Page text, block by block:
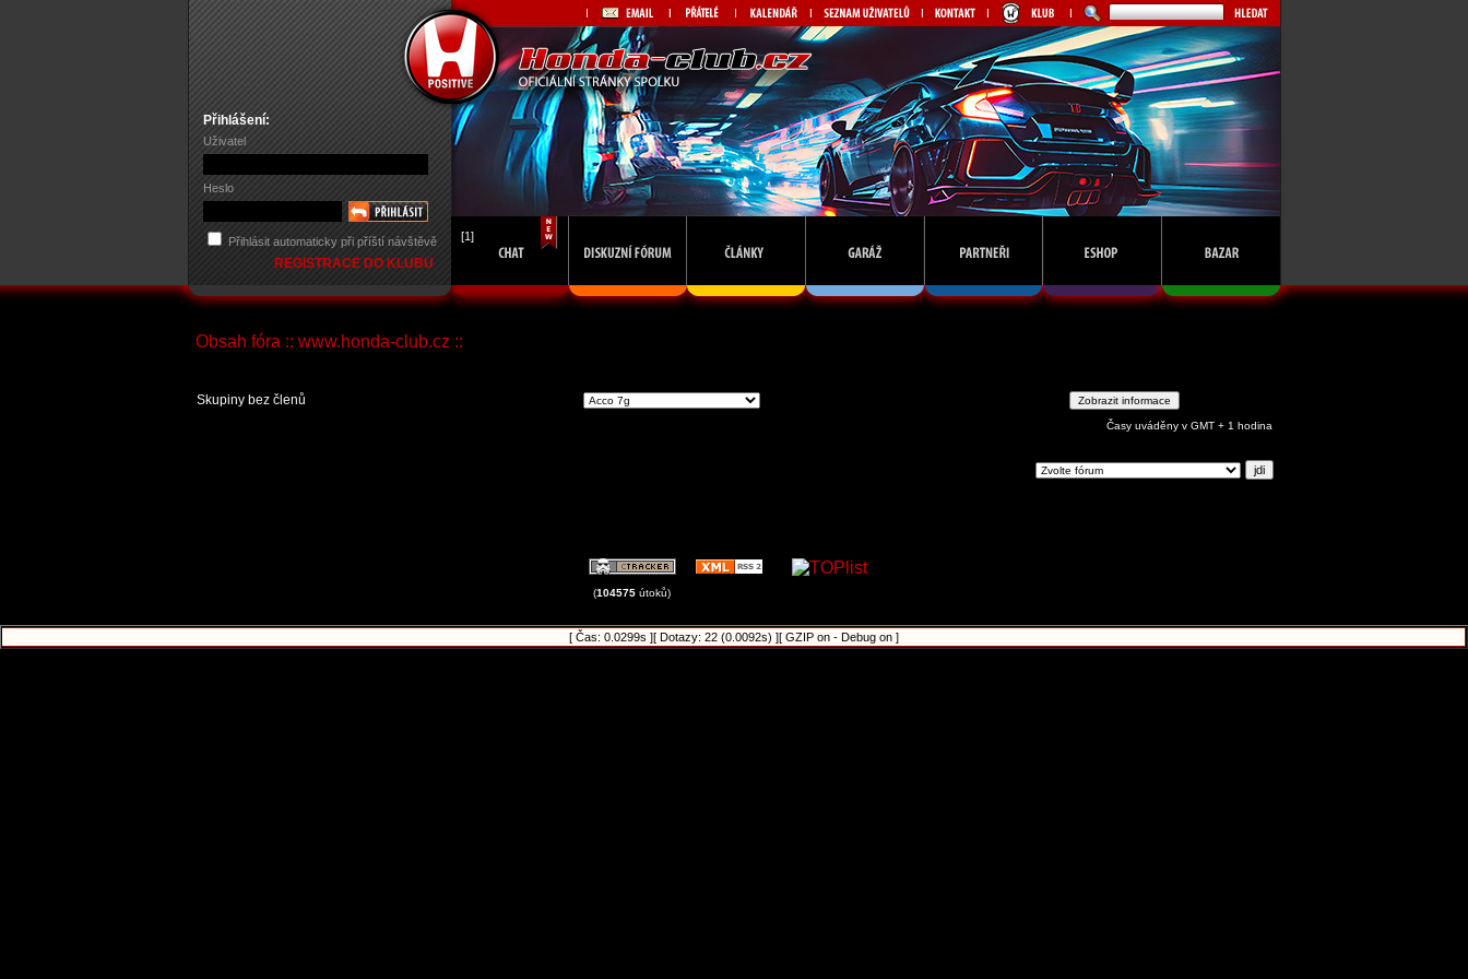
Přihlášení:
Uživatel
Heslo
Přihlásit automaticky při příští návštěvě
REGISTRACE DO KLUBU
[1]
Obsah fóra :: www.honda-club.cz ::
Skupiny bez členů
Časy uváděny v GMT + 1 hodina
(104575 útoků)
[ Čas: 0.0299s ][ Dotazy: 22 (0.0092s) ][ GZIP on - Debug on ]